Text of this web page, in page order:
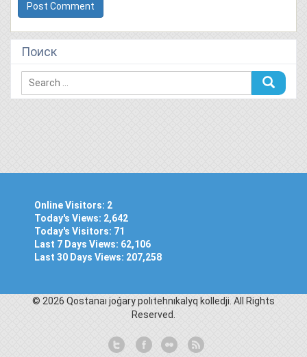
Поиск
Online Visitors: 2
Today's Views: 2,642
Today's Visitors: 71
Last 7 Days Views: 62,106
Last 30 Days Views: 207,258
© 2026 Qostanaı joǵary polıtehnıkalyq kolledjі. All Rights
Reserved.